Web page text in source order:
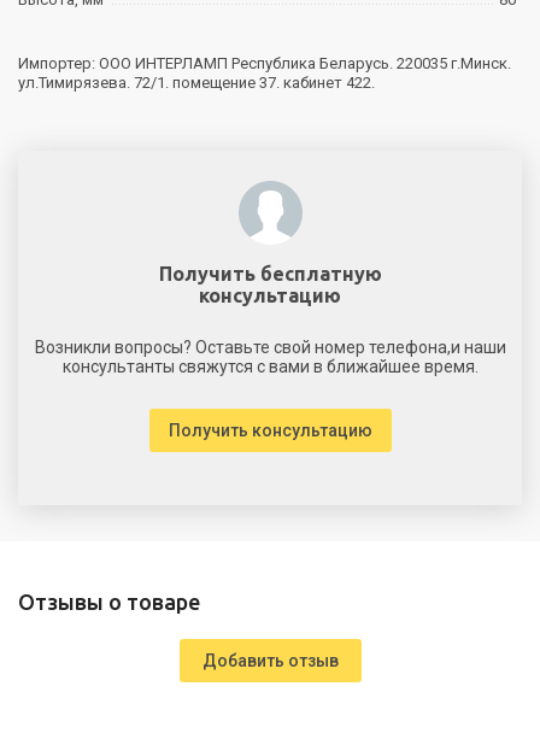
Импортер: ООО ИНТЕРЛАМП Республика Беларусь. 220035 г.Минск.
ул.Тимирязева. 72/1. помещение 37. кабинет 422.
Получить бесплатную
консультацию
Возникли вопросы? Оставьте свой номер телефона,и наши
консультанты свяжутся с вами в ближайшее время.
Получить консультацию
Отзывы о товаре
Добавить отзыв